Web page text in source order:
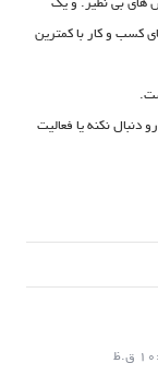
کسب و کار با کمترین
دنبال نکنه یا فعالیت